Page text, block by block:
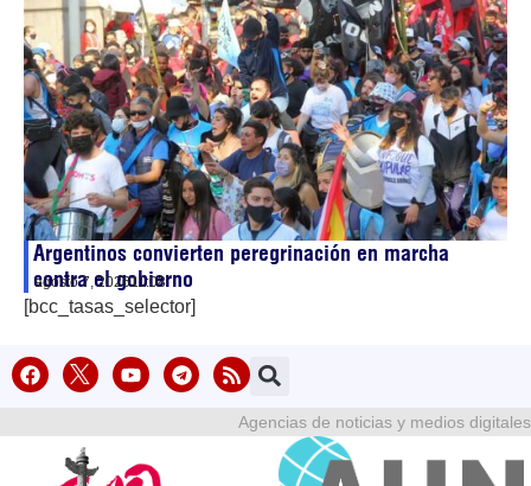
Argentinos convierten peregrinación en marcha
contra el gobierno
agosto 7, 202611:08
[bcc_tasas_selector]
Agencias de noticias y medios digitales